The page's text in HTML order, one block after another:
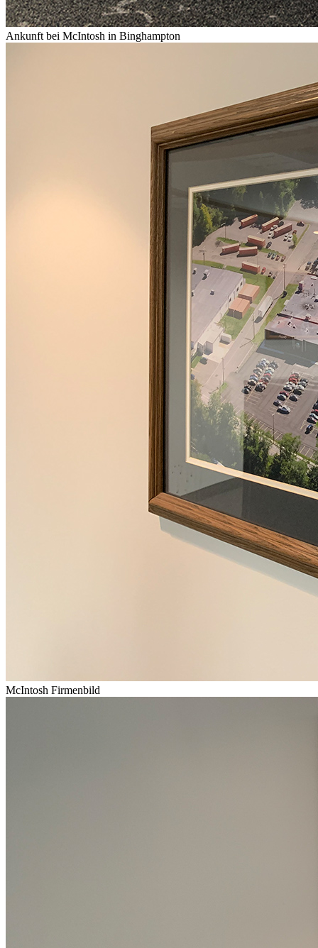
Ankunft bei McIntosh in Binghampton
McIntosh Firmenbild